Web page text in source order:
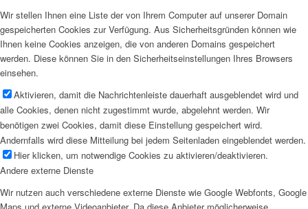
Wir stellen Ihnen eine Liste der von Ihrem Computer auf unserer Domain
gespeicherten Cookies zur Verfügung. Aus Sicherheitsgründen können wie
Ihnen keine Cookies anzeigen, die von anderen Domains gespeichert
werden. Diese können Sie in den Sicherheitseinstellungen Ihres Browsers
einsehen.
Aktivieren, damit die Nachrichtenleiste dauerhaft ausgeblendet wird und
alle Cookies, denen nicht zugestimmt wurde, abgelehnt werden. Wir
benötigen zwei Cookies, damit diese Einstellung gespeichert wird.
Andernfalls wird diese Mitteilung bei jedem Seitenladen eingeblendet werden.
Hier klicken, um notwendige Cookies zu aktivieren/deaktivieren.
Andere externe Dienste
Wir nutzen auch verschiedene externe Dienste wie Google Webfonts, Google